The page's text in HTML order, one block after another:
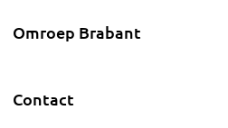
Omroep Brabant
Contact